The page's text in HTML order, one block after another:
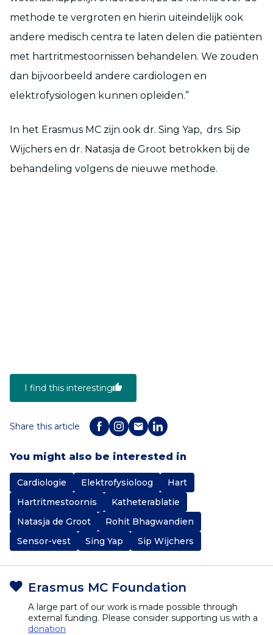
methode te vergroten en hierin uiteindelijk ook
andere medisch centra te laten delen die patiënten
met hartritmestoornissen behandelen. We zouden
dan bijvoorbeeld andere cardiologen en
elektrofysiologen kunnen opleiden.”
In het Erasmus MC zijn ook dr. Sing Yap, drs. Sip
Wijchers en dr. Natasja de Groot betrokken bij de
behandeling volgens de nieuwe methode.
I find this interesting
Share this article
You might also be interested in
Cardiologie Elektrofysioloog
Hart
Hartritmestoornis
Katheterablatie
Natasja de Groot
Rohit Bhagwandien
Sensor-vest
Sing Yap Sip Wijchers
Erasmus MC Foundation
A large part of our work is made possible through
external funding. Please consider supporting us with a
donation